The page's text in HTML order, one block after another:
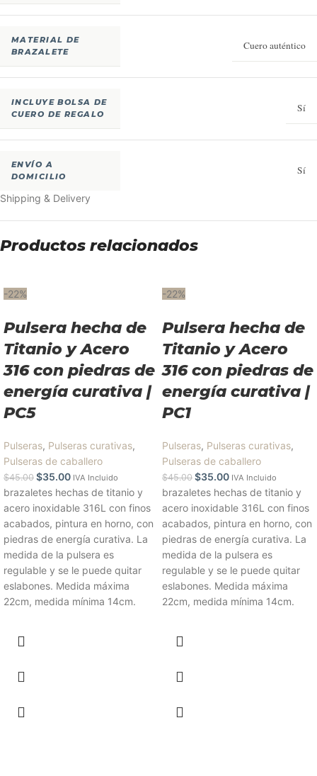
MATERIAL DE
BRAZALETE
Cuero auténtico
INCLUYE BOLSA DE
CUERO DE REGALO
Sí
ENVÍO A
DOMICILIO
Sí
Shipping & Delivery
Productos relacionados
-22%
Pulsera hecha de
Titanio y Acero
316 con piedras de
energía curativa |
PC5
Pulseras, Pulseras curativas,
Pulseras de caballero
$45.00 $35.00 IVA Incluido
brazaletes hechas de titanio y
acero inoxidable 316L con finos
acabados, pintura en horno, con
piedras de energía curativa. La
medida de la pulsera es
regulable y se le puede quitar
eslabones. Medida máxima
22cm, medida mínima 14cm.
-22%
Pulsera hecha de
Titanio y Acero
316 con piedras de
energía curativa |
PC1
Pulseras, Pulseras curativas,
Pulseras de caballero
$45.00 $35.00 IVA Incluido
brazaletes hechas de titanio y
acero inoxidable 316L con finos
acabados, pintura en horno, con
piedras de energía curativa. La
medida de la pulsera es
regulable y se le puede quitar
eslabones. Medida máxima
22cm, medida mínima 14cm.